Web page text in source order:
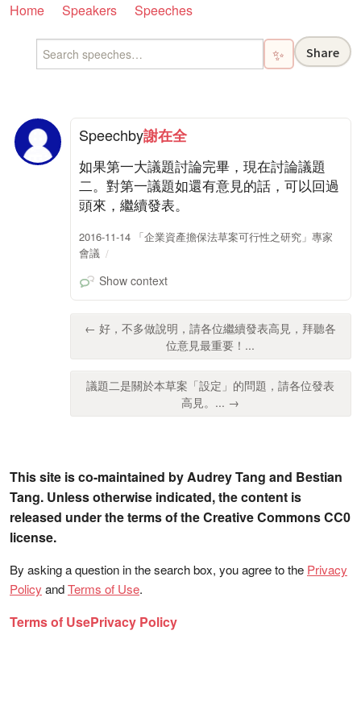
Home Speakers Speeches
✨ Share
Speechby謝在全
如果第一大議題討論完畢，現在討論議題
二。對第一議題如還有意見的話，可以回過
頭來，繼續發表。
2016-11-14 「企業資產擔保法草案可行性之研究」專家
會議
Show context
← 好，不多做說明，請各位繼續發表高見，拜聽各
位意見最重要！...
議題二是關於本草案「設定」的問題，請各位發表
高見。... →
This site is co-maintained by Audrey Tang and Bestian
Tang. Unless otherwise indicated, the content is
released under the terms of the Creative Commons CC0
license.
By asking a question in the search box, you agree to the Privacy
Policy andTerms of Use.
Terms of UsePrivacy Policy